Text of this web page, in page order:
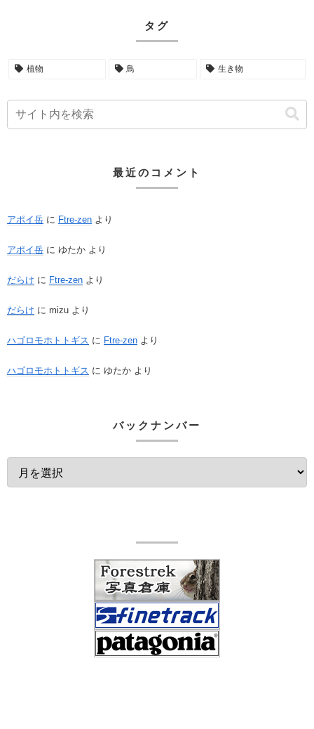
タグ
植物 鳥 生き物
最近のコメント
アポイ岳 に Ftre-zen より
アポイ岳 に ゆたか より
だらけ に Ftre-zen より
だらけ に mizu より
ハゴロモホトトギス に Ftre-zen より
ハゴロモホトトギス に ゆたか より
バックナンバー